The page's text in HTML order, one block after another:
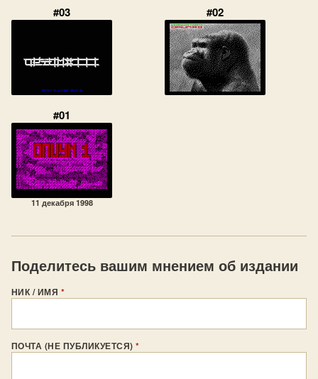
#03 #02
#01
11 декабря 1998
Поделитесь вашим мнением об издании
НИК / ИМЯ *
ПОЧТА (НЕ ПУБЛИКУЕТСЯ)*